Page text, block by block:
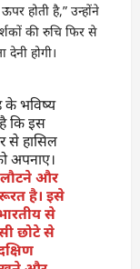
होती है,” उन्होंने
की रुचि फिर से
होगी।
के भविष्य
कि इस
से हासिल
अपनाए।
और
है। इसे
से
छोटे से